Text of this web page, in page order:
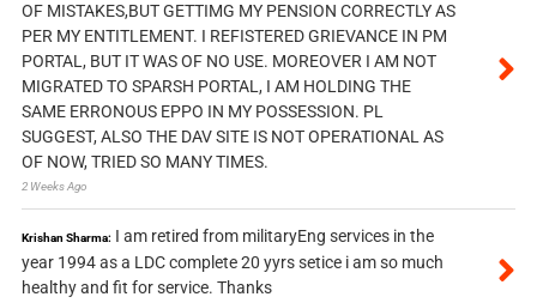
OF MISTAKES,BUT GETTIMG MY PENSION CORRECTLY AS
PER MY ENTITLEMENT. I REFISTERED GRIEVANCE IN PM
PORTAL, BUT IT WAS OF NO USE. MOREOVER I AM NOT
MIGRATED TO SPARSH PORTAL, I AM HOLDING THE
SAME ERRONOUS EPPO IN MY POSSESSION. PL
SUGGEST, ALSO THE DAV SITE IS NOT OPERATIONAL AS
OF NOW, TRIED SO MANY TIMES.
2 Weeks Ago
Krishan Sharma: I am retired from militaryEng services in the
year 1994 as a LDC complete 20 yyrs setice i am so much
healthy and fit for service. Thanks